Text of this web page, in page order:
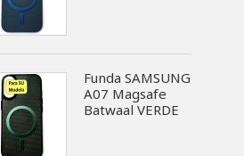
Funda SAMSUNG
A07 Magsafe
Batwaal VERDE